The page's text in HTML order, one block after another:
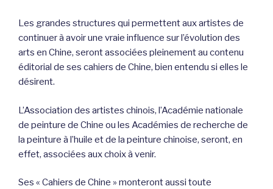
Les grandes structures qui permettent aux artistes de
continuer à avoir une vraie influence sur l’évolution des
arts en Chine, seront associées pleinement au contenu
éditorial de ses cahiers de Chine, bien entendu si elles le
désirent.
L’Association des artistes chinois, l’Académie nationale
de peinture de Chine ou les Académies de recherche de
la peinture à l’huile et de la peinture chinoise, seront, en
effet, associées aux choix à venir.
Ses « Cahiers de Chine » monteront aussi toute